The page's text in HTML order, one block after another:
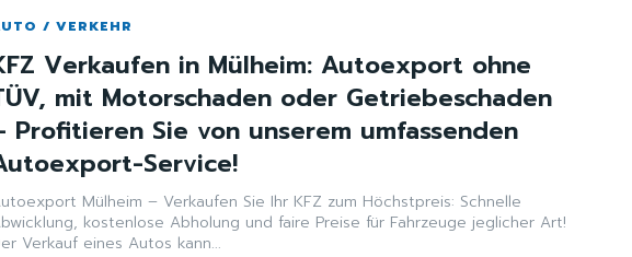
/ VERKEHR
Verkaufen in Mülheim: Autoexport ohne
mit Motorschaden oder Getriebeschaden
Profitieren Sie von unserem umfassenden
Service!
Mülheim – Verkaufen Sie Ihr KFZ zum Höchstpreis: Schnelle
kostenlose Abholung und faire Preise für Fahrzeuge jeglicher Art!
Verkauf eines Autos kann...